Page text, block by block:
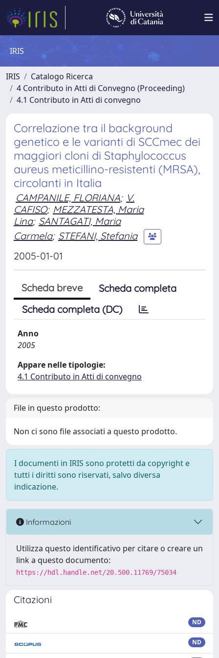
IRIS
IRIS
Catalogo Ricerca
4 Contributo in Atti di Convegno (Proceeding)
4.1 Contributo in Atti di convegno
Correlazione tra il background
genetico e le varianti di SCCmec dei
maggiori cloni di Staphylococcus
aureus meticillino-resistenti (MRSA),
circolanti in Italia
CAMPANILE, FLORIANA; V.
CAFISO; MEZZATESTA, Maria
Lina; SANTAGATI, Maria
Carmela; STEFANI, Stefania
2005-01-01
Scheda breve
Scheda completa
Scheda completa (DC)
Anno
2005
Appare nelle tipologie:
4.1 Contributo in Atti di convegno
File in questo prodotto:
Non ci sono file associati a questo prodotto.
I documenti in IRIS sono protetti da copyright e
tutti i diritti sono riservati, salvo diversa
indicazione.
Informazioni
Utilizza questo identificativo per citare o creare un
link a questo documento:
https://hdl.handle.net/20.500.11769/75034
Citazioni
ND
ND